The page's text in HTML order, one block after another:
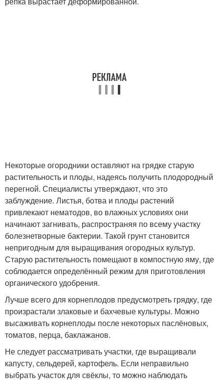
Некоторые огородники оставляют на грядке старую
растительность и плоды, надеясь получить плодородный
перегной. Специалисты утверждают, что это
заблуждение. Листья, ботва и плоды растений
привлекают нематодов, во влажных условиях они
начинают загнивать, распространяя по всему участку
болезнетворные бактерии. Такой грунт становится
непригодным для выращивания огородных культур.
Старую растительность помещают в компостную яму, где
соблюдается определённый режим для приготовления
органического удобрения.
Лучше всего для корнеплодов предусмотреть грядку, где
произрастали злаковые и бахчевые культуры. Можно
высаживать корнеплоды после некоторых паслёновых,
томатов, перца, баклажанов.
Не следует рассматривать участки, где выращивали
капусту, сельдерей, картофель. Если неправильно
выбрать участок для свёклы, то можно наблюдать